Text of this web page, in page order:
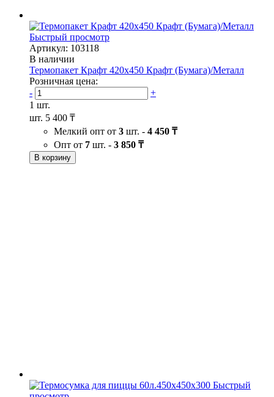
Быстрый просмотр
Артикул: 103118
В наличии
Термопакет Крафт 420х450 Крафт (Бумага)/Металл
Розничная цена:
-
+
1 шт.
шт. 5 400 ₸
Мелкий опт от 3 шт. - 4 450 ₸
Опт от 7 шт. - 3 850 ₸
В корзину
Быстрый